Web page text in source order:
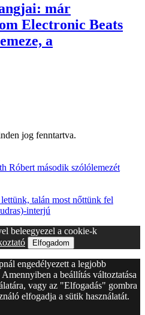
már
Electronic Beats
a
jog fenntartva.
Róbert második szólólemezét
talán most nőttünk fel
interjú
beleegyezel a cookie-k
Elfogadom
engedélyezett a legjobb
a beállítás változtatása
vagy az "Elfogadás" gombra
elfogadja a sütik használatát.